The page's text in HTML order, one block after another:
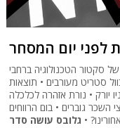
לפני יום המסחר
סקטור הטכנולוגיה ברחבי
סטריט מעורבים • תוצאות
יורק • נורת אזהרה לכלכלה
גוברים • בום הרווחים
• גלובס עושה סדר